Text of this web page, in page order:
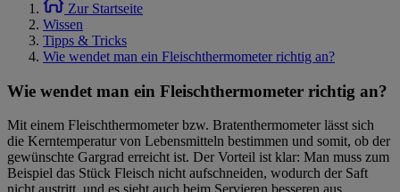
Zur Startseite
Wissen
Tipps & Tricks
Wie wendet man ein Fleischthermometer richtig an?
Wie wendet man ein Fleischthermometer richtig an?
Mit einem Fleischthermometer bzw. Bratenthermometer lässt sich
die Kerntemperatur von Lebensmitteln bestimmen und somit, ob der
gewünschte Gargrad erreicht ist. Der Vorteil ist klar: Man muss zum
Beispiel das Stück Fleisch nicht aufschneiden, wodurch der Saft